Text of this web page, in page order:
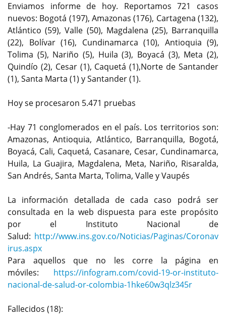
Enviamos informe de hoy. Reportamos 721 casos
nuevos: Bogotá (197), Amazonas (176), Cartagena (132),
Atlántico (59), Valle (50), Magdalena (25), Barranquilla
(22), Bolívar (16), Cundinamarca (10), Antioquia (9),
Tolima (5), Nariño (5), Huila (3), Boyacá (3), Meta (2),
Quindío (2), Cesar (1), Caquetá (1),Norte de Santander
(1), Santa Marta (1) y Santander (1).
Hoy se procesaron 5.471 pruebas
-Hay 71 conglomerados en el país. Los territorios son:
Amazonas, Antioquia, Atlántico, Barranquilla, Bogotá,
Boyacá, Cali, Caquetá, Casanare, Cesar, Cundinamarca,
Huila, La Guajira, Magdalena, Meta, Nariño, Risaralda,
San Andrés, Santa Marta, Tolima, Valle y Vaupés
La información detallada de cada caso podrá ser
consultada en la web dispuesta para este propósito
por el Instituto Nacional de
Salud: http://www.ins.gov.co/Noticias/Paginas/Coronav
irus.aspx
Para aquellos que no les corre la página en
móviles: https://infogram.com/covid-19-or-instituto-
nacional-de-salud-or-colombia-1hke60w3qlz345r
Fallecidos (18):